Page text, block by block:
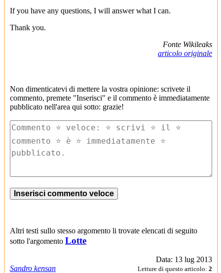
If you have any questions, I will answer what I can.
Thank you.
Fonte Wikileaks
articolo originale
Non dimenticatevi di mettere la vostra opinione: scrivete il
commento, premete "Inserisci" e il commento è immediatamente
pubblicato nell'area qui sotto: grazie!
Altri testi sullo stesso argomento li trovate elencati di seguito
sotto l'argomento Lotte
Sandro kensan
Data: 13 lug 2013
Letture di questo articolo: 2